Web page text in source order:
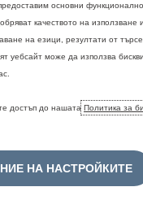
Правна
могат временно да не
(Регламент ЕС 2017/
с други превозни
най-
справочник за разхода
във всички точки на
основни
качеството на
на езици, резултати от
уебсайт може да използва
достъп до нашата Политика за
НА НАСТРОЙКИТЕ